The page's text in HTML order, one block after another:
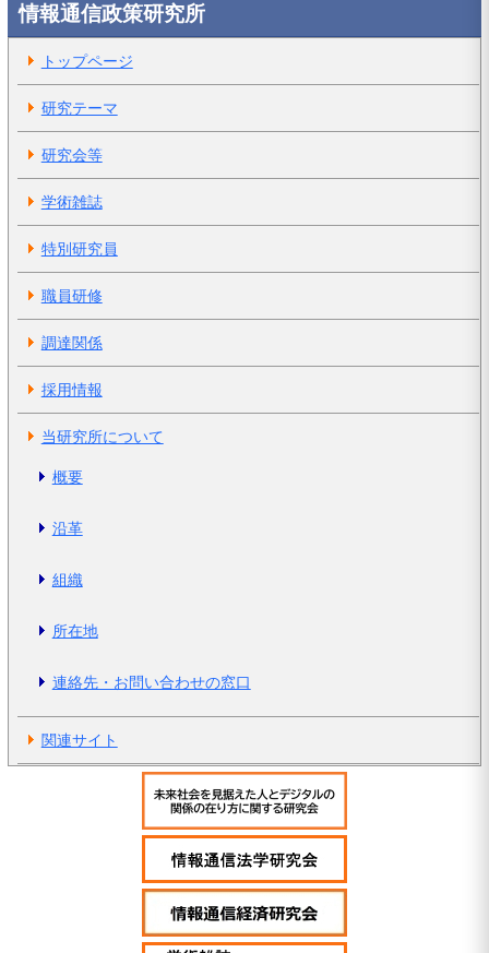
情報通信政策研究所
トップページ
研究テーマ
研究会等
学術雑誌
特別研究員
職員研修
調達関係
採用情報
当研究所について
概要
沿革
組織
所在地
連絡先・お問い合わせの窓口
関連サイト